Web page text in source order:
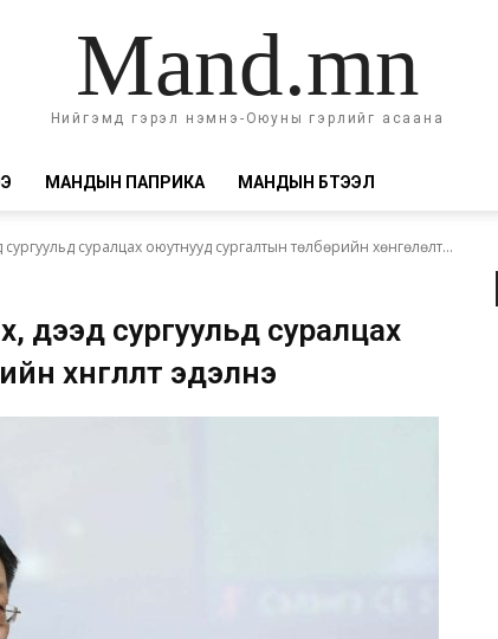
Mand.mn
Нийгэмд гэрэл нэмнэ-Оюуны гэрлийг асаана
МАНДЫН ПАПРИКА МАНДЫН БҮТЭЭЛ
суралцах оюутнууд сургалтын төлбөрийн хөнгөлөлт...
дээд сургуульд суралцах
хөнгөлөлт эдэлнэ